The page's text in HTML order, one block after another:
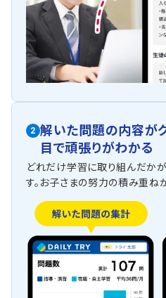
2 解いた問題の内容が
目で頑張りがわかる
どれだけ学習に取り組んだか
す。お子さまの努力の積み重ね